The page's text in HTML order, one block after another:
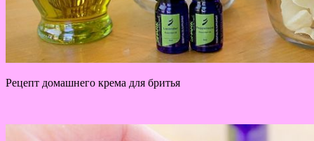
Рецепт домашнего крема для бритья